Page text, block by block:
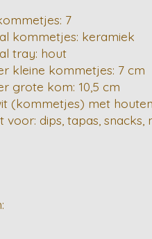
7
kommetjes: keramiek
tray: hout
kleine kommetjes: 7 cm
grote kom: 10,5 cm
(kommetjes) met
voor: dips, tapas, snacks,